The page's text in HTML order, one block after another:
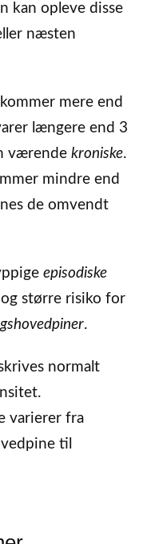
kan opleve disse
næsten
mere end
længere end 3
værende kroniske.
mindre end
de omvendt
episodiske
større risiko for
.
normalt
varierer fra
til